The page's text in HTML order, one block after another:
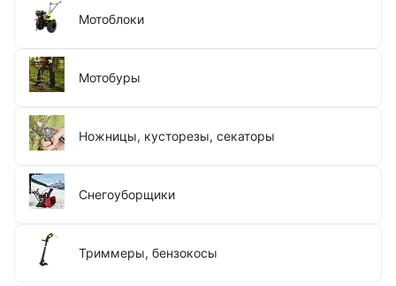
Мотоблоки
Мотобуры
Ножницы, кусторезы, секаторы
Снегоуборщики
Триммеры, бензокосы